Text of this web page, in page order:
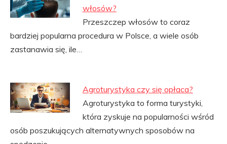
włosów?
Przeszczep włosów to coraz
bardziej popularna procedura w Polsce, a wiele osób
zastanawia się, ile…
Agroturystyka czy się opłaca?
Agroturystyka to forma turystyki,
która zyskuje na popularności wśród
osób poszukujących alternatywnych sposobów na